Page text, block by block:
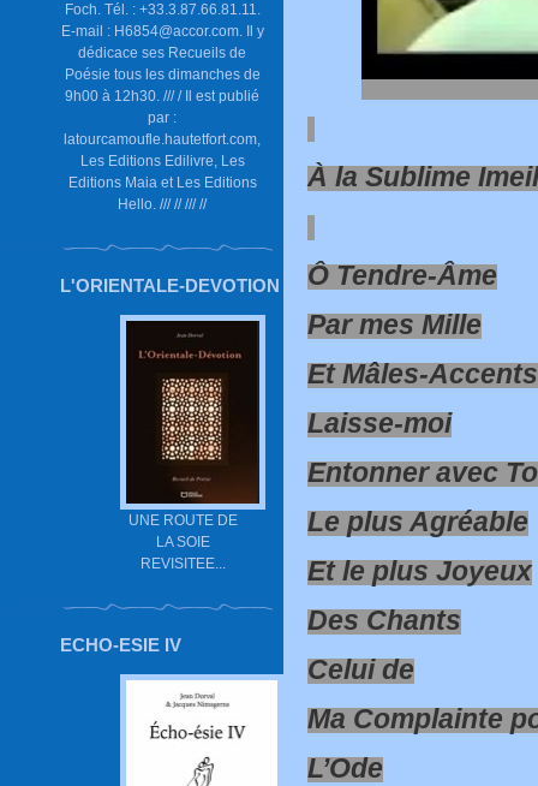
Foch. Tél. : +33.3.87.66.81.11.
E-mail : H6854@accor.com. Il y
dédicace ses Recueils de
Poésie tous les dimanches de
9h00 à 12h30. /// / Il est publié
par :
latourcamoufle.hautetfort.com,
Les Editions Edilivre, Les
Editions Maia et Les Editions
Hello. /// // /// //
L'ORIENTALE-DEVOTION
UNE ROUTE DE
LA SOIE
REVISITEE...
ECHO-ESIE IV
À la Sublime
Ô Tendre-Âme
Par mes Mille
Et Mâles-Accents
Laisse-moi
Entonner avec
Le plus Agréable
Et le plus Joyeux
Des Chants
Celui de
Ma Complainte
L’Ode